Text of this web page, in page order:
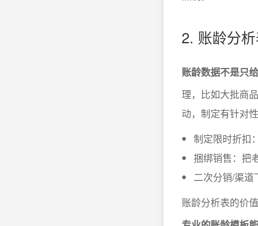
2. 账龄分
账龄数据不是只
理，比如大批商
动，制定有针对
制定限时折扣
捆绑销售：把
二次分销/渠道
账龄分析表的价